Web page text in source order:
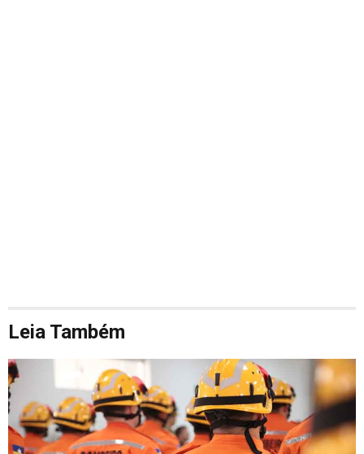
Leia Também